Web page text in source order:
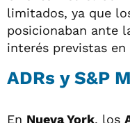
limitados, ya que
posicionaban ante
interés previstas en
ADRs y S&P
En Nueva York, los